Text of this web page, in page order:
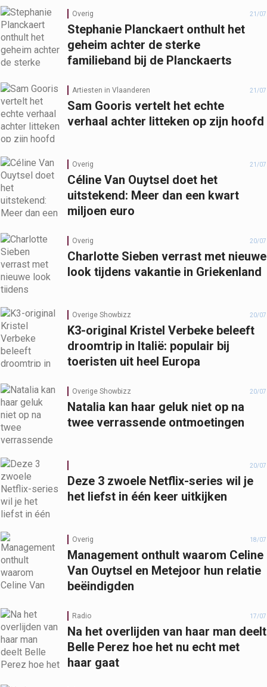
Overig 21/07
Stephanie Planckaert onthult het
geheim achter de sterke
familieband bij de Planckaerts
Artiesten in Vlaanderen 21/07
Sam Gooris vertelt het echte
verhaal achter litteken op zijn hoofd
Overig 21/07
Céline Van Ouytsel doet het
uitstekend: Meer dan een kwart
miljoen euro
Overig 20/07
Charlotte Sieben verrast met nieuwe
look tijdens vakantie in Griekenland
Overige Showbizz 20/07
K3-original Kristel Verbeke beleeft
droomtrip in Italië: populair bij
toeristen uit heel Europa
Overige Showbizz 20/07
Natalia kan haar geluk niet op na
twee verrassende ontmoetingen
20/07
Deze 3 zwoele Netflix-series wil je
het liefst in één keer uitkijken
Overig 18/07
Management onthult waarom Celine
Van Ouytsel en Metejoor hun relatie
beëindigden
Radio 17/07
Na het overlijden van haar man deelt
Belle Perez hoe het nu echt met
haar gaat